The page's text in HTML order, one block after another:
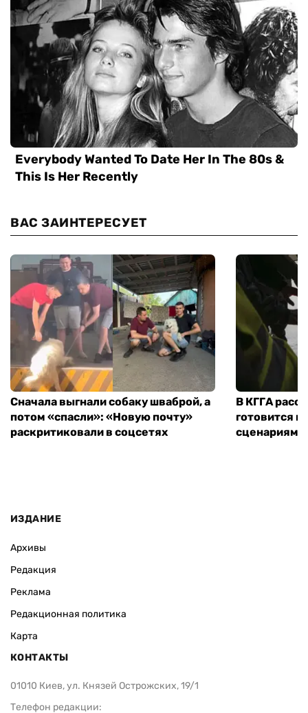
ВАС ЗАИНТЕРЕСУЕТ
Сначала выгнали собаку шваброй, а
потом «спасли»: «Новую почту»
раскритиковали в соцсетях
В КГГА
готовится
сценариям
ИЗДАНИЕ
Архивы
Редакция
Реклама
Редакционная политика
Карта
КОНТАКТЫ
01010 Киев, ул. Князей Острожских, 19/1
Телефон редакции: